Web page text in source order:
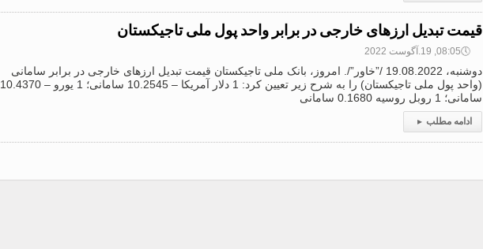
قیمت تبدیل ارزهای خارجی در برابر واحد پول ملی تاجیکستان
🕔08:05, 19.آگوست 2022
دوشنبه، 19.08.2022 /”خاور”/. امروز، بانک ملی تاجیکستان قیمت تبدیل ارزهای خارجی در برابر سامانی
(واحد پول ملی تاجیکستان) را به شرح زیر تعیین کرد: 1 دلار آمریکا – 10.2545 سامانی؛ 1 یورو – 10.4370
سامانی؛ 1 روبل روسیه 0.1680 سامانی
ادامه مطلب ▸